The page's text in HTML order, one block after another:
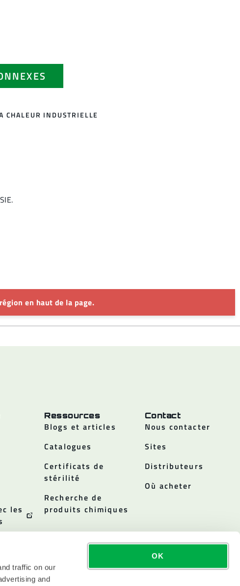
traffic on our
and
OK
CHALEUR INDUSTRIELLE
en haut de la page.
les
Ressources
Blogs et articles
Catalogues
Certificats de
stérilité
Recherche de
produits chimiques
Contact
Nous contacter
Sites
Distributeurs
Où acheter